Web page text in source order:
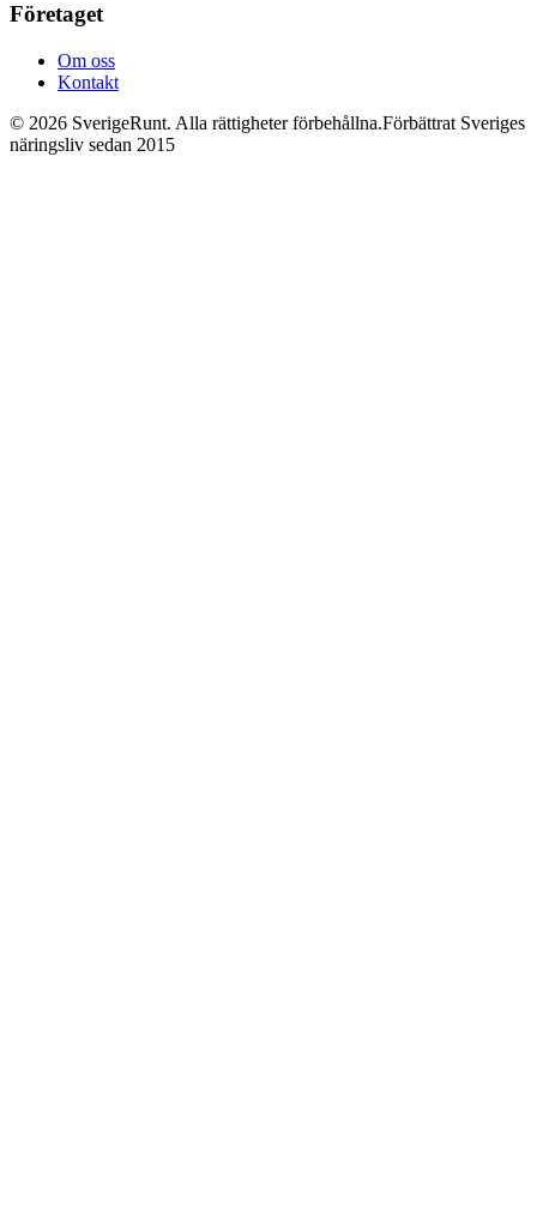
Företaget
Om oss
Kontakt
© 2026 SverigeRunt. Alla rättigheter förbehållna.Förbättrat Sveriges
näringsliv sedan 2015